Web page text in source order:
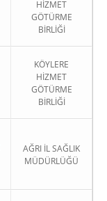
HİZMET
GÖTÜRME
BİRLİĞİ
KÖYLERE
HİZMET
GÖTÜRME
BİRLİĞİ
AĞRI İL SAĞLIK
MÜDÜRLÜĞÜ